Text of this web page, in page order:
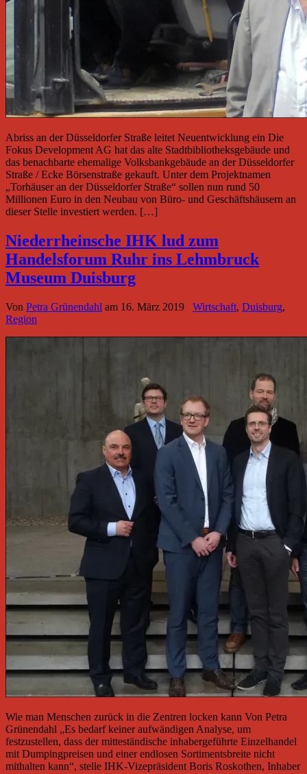
Abriss an der Düsseldorfer Straße leitet Neuentwicklung ein Die
Fokus Development AG hat das alte Stadtbibliotheksgebäude und
das benachbarte ehemalige Volksbankgebäude an der Düsseldorfer
Straße / Ecke Börsenstraße gekauft. Unter dem Projektnamen
„Torhäuser an der Düsseldorfer Straße“ sollen nun rund 50
Millionen Euro in den Neubau von Büro- und Geschäftshäusern an
dieser Stelle investiert werden. […]
Niederrheinsche IHK lud zum
Handelsforum Ruhr ins Lehmbruck
Museum Duisburg
Von Petra Grünendahl am 16. März 2019 Wirtschaft, Duisburg,
Region
Wie man Menschen zurück in die Zentren locken kann Von Petra
Grünendahl „Es bedarf keiner aufwändigen Analyse, um
festzustellen, dass der mitteständische inhabergeführte Einzelhandel
mit Dumpingpreisen und einer endlosen Sortimentsbreite nicht
mithalten kann“, stelle IHK-Vizepräsident Boris Roskothen, Inhaber